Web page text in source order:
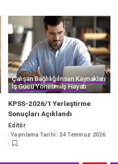
Çalışan Bağlılığıİnsan Kaynakları
İş Gücü Yönetimiİş Hayatı
KPSS-2026/1 Yerleştirme
Sonuçları Açıklandı
Posted
by
Editör
Yayınlama Tarihi: 24 Temmuz 2026